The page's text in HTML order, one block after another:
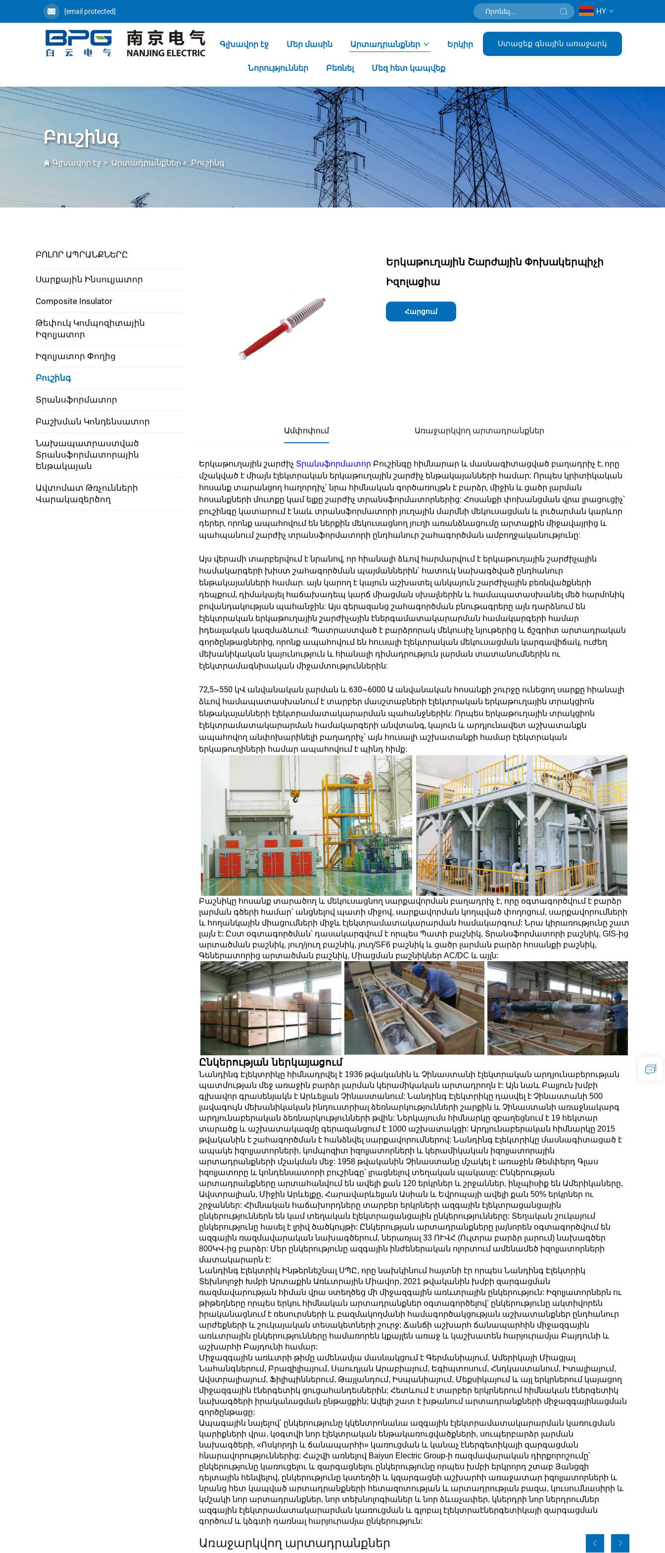
[email protected] HY
Գլխավոր էջ Մեր մասին Արտադրանքներ Երկիր
Նորություններ Բեռնել Մեզ հետ կապվեք
Ստացեք գնային առաջարկ
Բուշինգ
Գլխավոր էջ> Արտադրանքներ>Բուշինգ
ԲՈԼՈՐ ԱՊՐԱՆՔՆԵՐԸ
Սարքային Ինսուլյատոր
Composite Insulator
Թեփուկ Կոմպոզիտային
Իզոլյատոր
Իզոլյատոր Փողից
Բուշինգ
Տրանսֆորմատոր
Բաշխման Կոնդենսատոր
Նախապատրաստված
Տրանսֆորմատորային
Ենթակայան
Ավտոմատ Թռչունների
Վարակազերծող
Երկաթուղային Շարժային Փոխակերպիչի
Իզոլացիա
Հարցում
Ամփոփում Առաջարկվող արտադրանքներ
Երկաթուղային շարժիչ Տրանսֆորմատոր Բուշինգը հիմնարար և մասնագիտացված բաղադրիչ է, որը
մշակված է միայն էլեկտրական երկաթուղային շարժիչ ենթակայանների համար: Որպես կրիտիկական
հոսանք տարանցող հաղորդիչ՝ նրա հիմնական գործառույթն է բարձր, միջին և ցածր լարման
հոսանքների մուտքը կամ ելքը շարժիչ տրանսֆորմատորներից: Հոսանքի փոխանցման վրա լրացուցիչ՝
բուշինգը կատարում է նաև տրանսֆորմատորի յուղային մարմնի մեկուսացման և լուծարման կարևոր
դերեր, որոնք ապահովում են ներքին մեկուսացնող յուղի առանձնացումը արտաքին միջավայրից և
պահպանում շարժիչ տրանսֆորմատորի ընդհանուր շահագործման ամբողջականությունը:
Այս վերամի տարբերվում է նրանով, որ հիանալի ձևով հարմարվում է երկաթուղային շարժիչային
համակարգերի խիստ շահագործման պայմաններին՝ հատուկ նախագծված ընդհանուր
ենթակայանների համար. այն կարող է կայուն աշխատել անկայուն շարժիչային բեռնվածքների
դեպքում, դիմակայել հաճախադեպ կարճ միացման սխալներին և համապատասխանել մեծ հարմոնիկ
բովանդակության պահանջին: Այս գերազանց շահագործման բնութագրերը այն դարձնում են
էլեկտրական երկաթուղային շարժիչային էներգամատակարարման համակարգերի համար
իդեալական կազմաձևում: Պատրաստված է բարձրորակ մեկուսիչ նյութերից և ճշգրիտ արտադրական
գործընթացներից, որոնք ապահովում են հուսալի էլեկտրական մեկուսացման կարգավիճակ, ուժեղ
մեխանիկական կայունություն և հիանալի դիմադրություն լարման տատանումներին ու
էլեկտրամագնիսական միջամտություններին:
72,5~550 կՎ անվանական լարման և 630~6000 Ա անվանական հոսանքի շուրջը ունեցող սարքը հիանալի
ձևով համապատասխանում է տարբեր մասշտաբների էլեկտրական երկաթուղային տրակցիոն
ենթակայանների էլեկտրամատակարարման պահանջներին: Որպես երկաթուղային տրակցիոն
էլեկտրամատակարարման համակարգերի անվտանգ, կայուն և արդյունավետ աշխատանքն
ապահովող անփոխարինելի բաղադրիչ՝ այն հուսալի աշխատանքի համար էլեկտրական
երկաթուղիների համար ապահովում է պինդ հիմք:
Բաշնիկը հոսանք տարածող և մեկուսացնող սարքավորման բաղադրիչ է, որը օգտագործվում է բարձր
լարման գծերի համար՝ անցնելով պատի միջով, սարքավորման կողպված փողոցում, սարքավորումների
և հողանկային միացումների միջև էլեկտրամատակարարման համակարգում: Նրա կիրառությունը շատ
լայն է: Ըստ օգտագործման՝ դասակարգվում է որպես Պատի բաշնիկ, Տրանսֆորմատորի բաշնիկ, GIS-ից
արտածման բաշնիկ, յուղ/յուղ բաշնիկ, յուղ/SF6 բաշնիկ և ցածր լարման բարձր հոսանքի բաշնիկ,
Գեներատորից արտածման բաշնիկ, Միացման բաշնիկներ AC/DC և այլն:
Ընկերության ներկայացում
Նանդինգ Էլեկտրիկը հիմնադրվել է 1936 թվականին և Չինաստանի էլեկտրական արդյունաբերության
պատմության մեջ առաջին բարձր լարման կերամիկական արտադրողն է: Այն նաև Բայյուն խմբի
գլխավոր գրասենյակն է Արևելյան Չինաստանում: Նանդինգ Էլեկտրիկը դասվել է Չինաստանի 500
լավագույն մեխանիկական ինդուստրիալ ձեռնարկությունների շարքին և Չինաստանի առաջնակարգ
արդյունաբերական ձեռնարկությունների թվին: Ներկայումս հիմնարկը զբաղեցնում է 19 հեկտար
տարածք և աշխատակազմը գերազանցում է 1000 աշխատակցի: Արդյունաբերական հիմնարկը 2015
թվականին է շահագործման է հանձնվել սարքավորումներով: Նանդինգ Էլեկտրիկը մասնագիտացած է
ապակե իզոլյատորների, կոմպոզիտ իզոլյատորների և կերամիկական իզոլյատորային
արտադրանքների մշակման մեջ: 1958 թվականին Չինաստանը մշակել է առաջին Թեմփերդ Գլաս
իզոլյատորը և կոնդենսատորի բուշինգը՝ լրացնելով տեղական պակասը: Ընկերության
արտադրանքները արտահանվում են ավելի քան 120 երկրներ և շրջաններ, ինչպիսիք են Ամերիկաները,
Ավստրալիան, Միջին Արևելքը, Հարավարևելյան Ասիան և Եվրոպայի ավելի քան 50% երկրներ ու
շրջաններ: Հիմնական հաճախորդները տարբեր երկրների ազգային էլեկտրացանցային
ընկերություններն են կամ տեղական էլեկտրացանցային ընկերությունները: Տեղական շուկայում
ընկերությունը հասել է լրիվ ծածկույթի: Ընկերության արտադրանքները լայնորեն օգտագործվում են
ազգային ռազմավարական նախագծերում, ներառյալ 33 ՈՒՎՀ (Ուլտրա բարձր լարում) նախագծեր
800ԿՎ-ից բարձր: Մեր ընկերությունը ազգային ինժեներական ոլորտում ամենամեծ իզոլյատորների
մատակարարն է:
Նանդինգ Էլեկտրիկ Ինթերնեշնալ ՍՊԸ, որը նախկինում հայտնի էր որպես Նանդինգ Էլեկտրիկ
Տեխնոլոջի Խմբի Արտաքին Առևտրային Միավոր, 2021 թվականին խմբի զարգացման
ռազմավարության հիման վրա ստեղծեց մի միջազգային առևտրային ընկերություն: Իզոլյատորներն ու
թիթեղները որպես երկու հիմնական արտադրանքներ օգտագործելով՝ ընկերությունը ակտիվորեն
իրականացնում է ռեսուրսների և բազմակողմանի համագործակցության աշխատանքներ ընդհանուր
արժեքների և շուկայական տեսակետների շուրջ: Ճանճի աշխարհ ճանապարհին միջազգային
առևտրային ընկերությունները համառորեն կքայլեն առաջ և կաշխատեն հարյուրամյա Բայդունի և
աշխարհի Բայդունի համար:
Միջազգային առևտրի թիմը ամենամյա մասնակցում է Գերմանիայում, Ամերիկայի Միացյալ
Նահանգներում, Բրազիլիայում, Սաուդյան Արաբիայում, Եգիպտոսում, Հնդկաստանում, Իտալիայում,
Ավստրալիայում, Ֆիլիպիններում, Թայլանդում, Իսպանիայում, Մեքսիկայում և այլ երկրներում կայացող
միջազգային էներգետիկ ցուցահանդեսներին; Հետևում է տարբեր երկրներում հիմնական էներգետիկ
նախագծերի իրականացման ընթացքին; Ավելի շատ է խթանում արտադրանքների միջազգայինացման
գործընթացը:
Ապագային նայելով՝ ընկերությունը կկենտրոնանա ազգային էլեկտրամատակարարման կառուցման
կարիքների վրա, կօգտվի նոր էլեկտրական ենթակառուցվածքների, սուպերբարձր լարման
նախագծերի, «Ոսկորդի և ճանապարհի» կառուցման և կանաչ էներգետիկայի զարգացման
հնարավորություններից: Հաշվի առնելով Baiyun Electric Group-ի ռազմավարական դիրքորոշումը՝
ընկերությունը կառուցելու և զարգացնելու ընկերությունը որպես խմբի երկրորդ շտաբ Յանցզի
դելտային հենվելով, ընկերությունը կստեղծի և կզարգացնի աշխարհի առաջատար իզոլյատորների և
նրանց հետ կապված արտադրանքների հետազոտության և արտադրության բազա, կուսումնասիրի և
կմշակի նոր արտադրանքներ, նոր տեխնոլոգիաներ և նոր ձևաչափեր, կներդրի նոր ներդրումներ
ազգային էլեկտրամատակարարման կառուցման և գլոբալ էլեկտրաէներգետիկայի զարգացման
գործում և կձգտի դառնալ հարյուրամյա ընկերություն:
Առաջարկվող արտադրանքներ